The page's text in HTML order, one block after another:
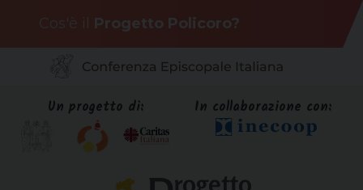
content
Cos'è il Progetto Policoro?
Un progetto di: In collaborazione con: